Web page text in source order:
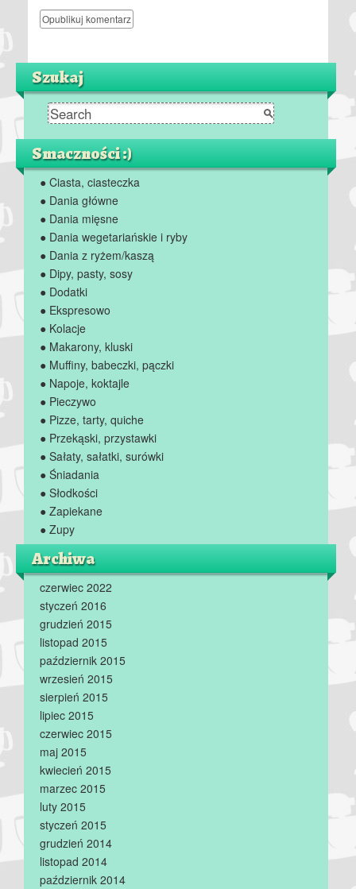
Szukaj
Smaczności :)
● Ciasta, ciasteczka
● Dania główne
● Dania mięsne
● Dania wegetariańskie i ryby
● Dania z ryżem/kaszą
● Dipy, pasty, sosy
● Dodatki
● Ekspresowo
● Kolacje
● Makarony, kluski
● Muffiny, babeczki, pączki
● Napoje, koktajle
● Pieczywo
● Pizze, tarty, quiche
● Przekąski, przystawki
● Sałaty, sałatki, surówki
● Śniadania
● Słodkości
● Zapiekane
● Zupy
Archiwa
czerwiec 2022
styczeń 2016
grudzień 2015
listopad 2015
październik 2015
wrzesień 2015
sierpień 2015
lipiec 2015
czerwiec 2015
maj 2015
kwiecień 2015
marzec 2015
luty 2015
styczeń 2015
grudzień 2014
listopad 2014
październik 2014